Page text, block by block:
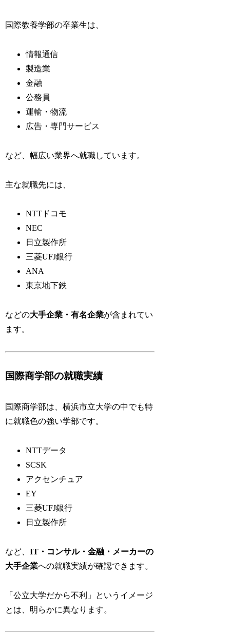
国際教養学部の卒業生は、
情報通信
製造業
金融
公務員
運輸・物流
広告・専門サービス
など、幅広い業界へ就職しています。
主な就職先には、
NTTドコモ
NEC
日立製作所
三菱UFJ銀行
ANA
東京地下鉄
などの大手企業・有名企業が含まれてい
ます。
国際商学部の就職実績
国際商学部は、横浜市立大学の中でも特
に就職色の強い学部です。
NTTデータ
SCSK
アクセンチュア
EY
三菱UFJ銀行
日立製作所
など、IT・コンサル・金融・メーカーの
大手企業への就職実績が確認できます。
「公立大学だから不利」というイメージ
とは、明らかに異なります。